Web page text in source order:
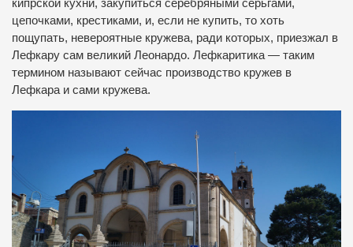
кипрской кухни, закупиться серебряными серьгами,
цепочками, крестиками, и, если не купить, то хоть
пощупать, невероятные кружева, ради которых, приезжал в
Лефкару сам великий Леонардо. Лефкаритика — таким
термином называют сейчас производство кружев в
Лефкара и сами кружева.